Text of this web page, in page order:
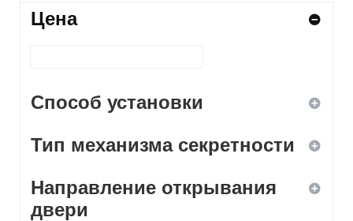
Цена
Способ установки
ввертной
врезной
Тип механизма секретности
дисковый
Направление открывания
двери